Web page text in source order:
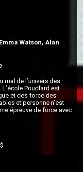
Watson, Alan
mal de l’univers des
Poudlard est
et des force des
et personne n’est
épreuve de force avec